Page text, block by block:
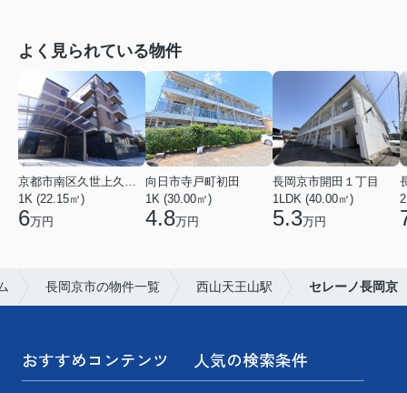
よく見られている物件
1K (22.15㎡)
6万円
向日市寺戸町初田
1K (30.00㎡)
4.8万円
長岡京市開田１丁目
1LDK (40.00㎡)
5.3万円
長岡京市の物件一覧 西山天王山駅 セレーノ長岡京
おすすめコンテンツ 人気の検索条件